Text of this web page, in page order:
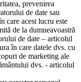
prevenirea
de date sau
care acest lucru este
de la dumneavoastră
de date – articolul
în care datele dvs. cu
de marketing ale
dvs. - articolul